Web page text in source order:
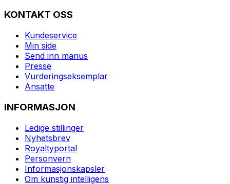
KONTAKT OSS
Kundeservice
Min side
Send inn manus
Presse
Vurderingseksemplar
Ansatte
INFORMASJON
Ledige stillinger
Nyhetsbrev
Royaltyportal
Personvern
Informasjonskapsler
Om kunstig intelligens